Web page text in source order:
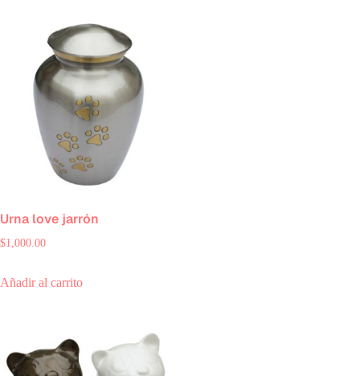
Urna love jarrón
$1,000.00
Añadir al carrito